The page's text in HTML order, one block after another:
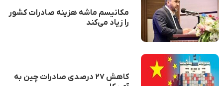
مکانیسم ماشه هزینه صادرات کشور
را زیاد می‌کند
کاهش ۲۷ درصدی صادرات چین به